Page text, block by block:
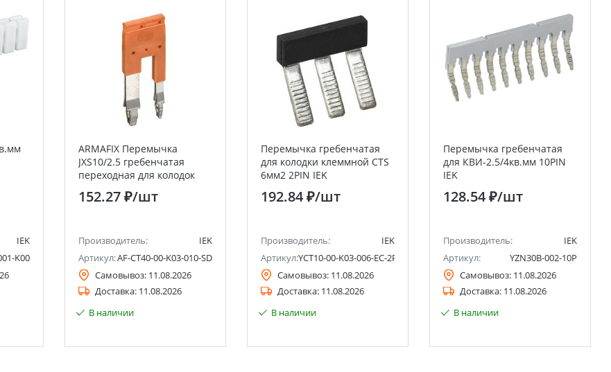
IEK
K00
ARMAFIX Перемычка
JXS10/2.5 гребенчатая
переходная для колодок
клеммных CX2.5-CX10 IEK
152.27 ₽/шт
Производитель:
IEK
Артикул:AF-CT40-00-K03-010-SD
Самовывоз: 11.08.2026
Доставка: 11.08.2026
В наличии
Перемычка гребенчатая
для колодки клеммной CTS
6мм2 2PIN IEK
192.84 ₽/шт
Производитель:
IEK
Артикул:YCT10-00-K03-006-EC-2P
Самовывоз: 11.08.2026
Доставка: 11.08.2026
В наличии
Перемычка гребенчатая
для КВИ-2.5/4кв.мм 10PIN
IEK
128.54 ₽/шт
Производитель:
IEK
Артикул:
YZN30B-002-10P
Самовывоз: 11.08.2026
Доставка: 11.08.2026
В наличии